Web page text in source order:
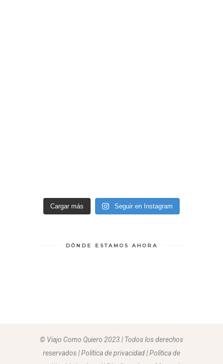
Cargar más Seguir en Instagram
DÓNDE ESTAMOS AHORA
© Viajo Como Quiero 2023 | Todos los derechos
reservados | Política de privacidad | Política de